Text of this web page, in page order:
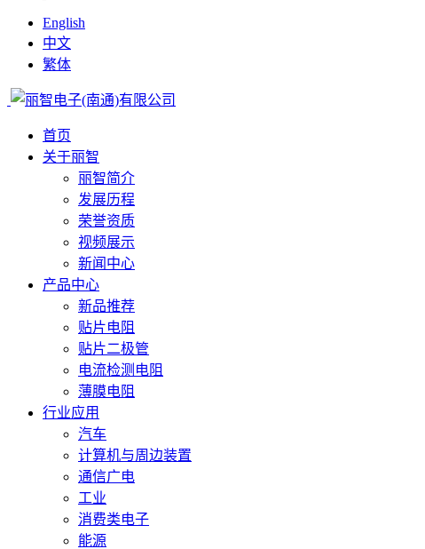
English
中文
繁体
首页
关于丽智
丽智简介
发展历程
荣誉资质
视频展示
新闻中心
产品中心
新品推荐
贴片电阻
贴片二极管
电流检测电阻
薄膜电阻
行业应用
汽车
计算机与周边装置
通信广电
工业
消费类电子
能源